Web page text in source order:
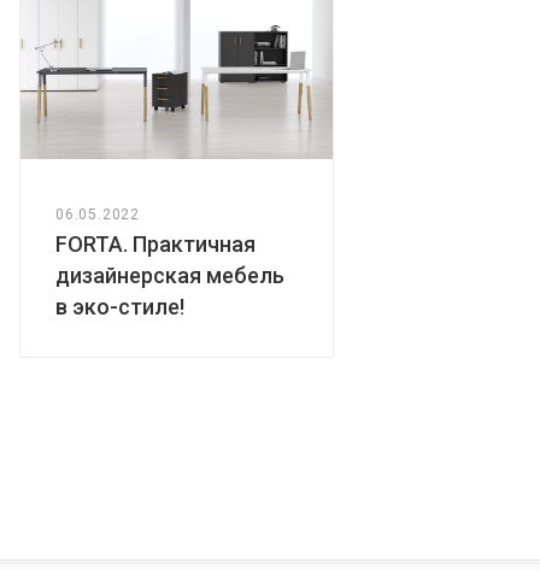
06.05.2022
FORTA. Практичная
дизайнерская мебель
в эко-стиле!